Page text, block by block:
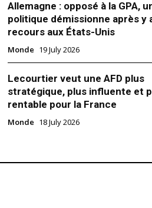
de Juda » : Israël et
l’Iran
Allemagne : opposé à la GPA,
politique démissionne après y
recours aux États-Unis
Monde 19 July 2026
Lecourtier veut une AFD plus
stratégique, plus influente et
rentable pour la France
Monde 18 July 2026